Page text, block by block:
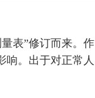
表”修订而来。作
响。出于对正常人